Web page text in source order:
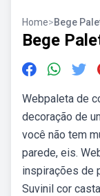
Home>Bege
Bege
Webpaleta de
decoração de
você não tem
parede, eis.
inspirações de
Suvinil cor